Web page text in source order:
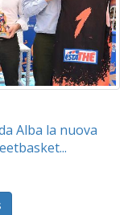
Alba la nuova